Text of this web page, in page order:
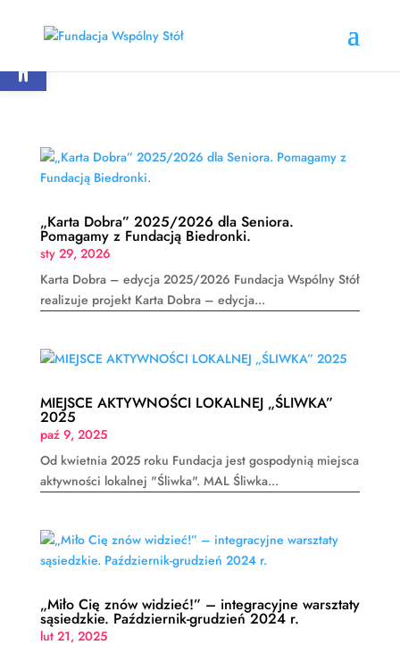
„Karta Dobra” 2025/2026 dla Seniora.
Pomagamy z Fundacją Biedronki.
sty 29, 2026
Karta Dobra – edycja 2025/2026 Fundacja Wspólny Stół
realizuje projekt Karta Dobra – edycja...
MIEJSCE AKTYWNOŚCI LOKALNEJ „ŚLIWKA”
2025
paź 9, 2025
Od kwietnia 2025 roku Fundacja jest gospodynią miejsca
aktywności lokalnej "Śliwka". MAL Śliwka...
„Miło Cię znów widzieć!” – integracyjne warsztaty
sąsiedzkie. Październik-grudzień 2024 r.
lut 21, 2025
Otwórz pasek narzędzi